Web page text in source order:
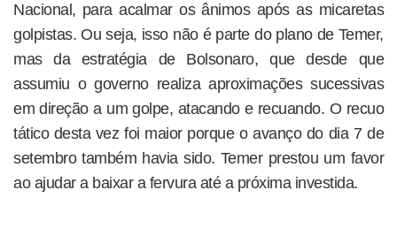
Nacional, para acalmar os ânimos após as micaretas
golpistas. Ou seja, isso não é parte do plano de Temer,
mas da estratégia de Bolsonaro, que desde que
assumiu o governo realiza aproximações sucessivas
em direção a um golpe, atacando e recuando. O recuo
tático desta vez foi maior porque o avanço do dia 7 de
setembro também havia sido. Temer prestou um favor
ao ajudar a baixar a fervura até a próxima investida.